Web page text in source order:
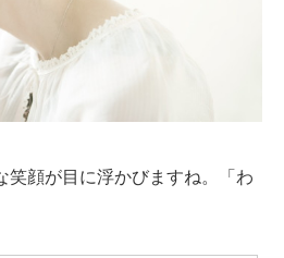
笑顔が目に浮かびますね。「わ